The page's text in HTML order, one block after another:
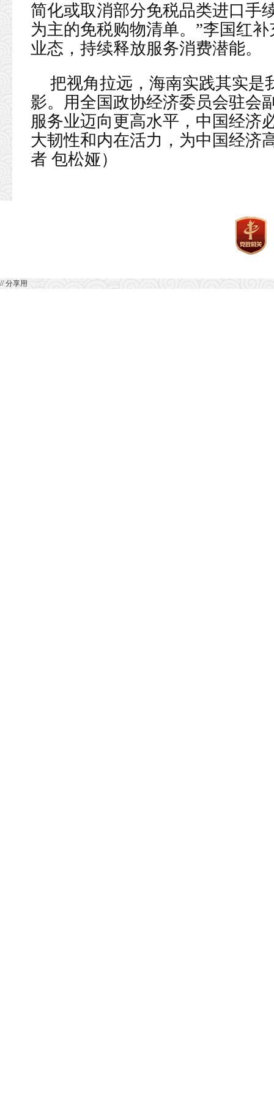
简化或取消部分免税品类进口手
为主的免税购物清单。”李国红
业态，持续释放服务消费潜能。
把视角拉远，海南实践其实是
影。用全国政协经济委员会驻会
服务业迈向更高水平，中国经济
大韧性和内在活力，为中国经济
者 包松娅）
// 分享用